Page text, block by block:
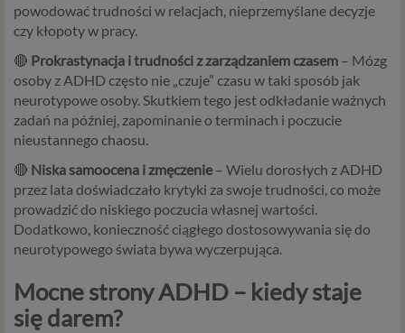
powodować trudności w relacjach, nieprzemyślane decyzje
czy kłopoty w pracy.
🔴 Prokrastynacja i trudności z zarządzaniem czasem – Mózg
osoby z ADHD często nie „czuje” czasu w taki sposób jak
neurotypowe osoby. Skutkiem tego jest odkładanie ważnych
zadań na później, zapominanie o terminach i poczucie
nieustannego chaosu.
🔴 Niska samoocena i zmęczenie– Wielu dorosłych z ADHD
przez lata doświadczało krytyki za swoje trudności, co może
prowadzić do niskiego poczucia własnej wartości.
Dodatkowo, konieczność ciągłego dostosowywania się do
neurotypowego świata bywa wyczerpująca.
Mocne strony ADHD – kiedy staje
się darem?